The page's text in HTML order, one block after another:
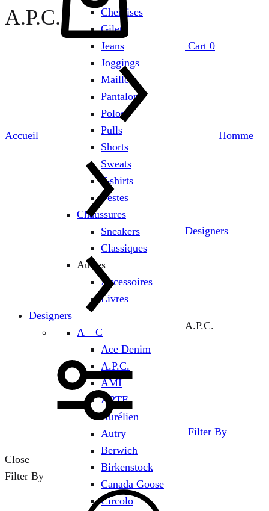
Chemises
Gilets
Jeans
Joggings
Maillots
Pantalons
Polos
Pulls
Shorts
Sweats
T-shirts
Vestes
Chaussures
Sneakers
Classiques
Autres
Accessoires
Livres
Designers
A – C
Ace Denim
A.P.C.
AMI
ARTE
Aurélien
Autry
Berwich
Birkenstock
Canada Goose
Circolo
Cart 0
A.P.C.
Accueil Homme
Designers
A.P.C.
Filter By
Close
Filter By